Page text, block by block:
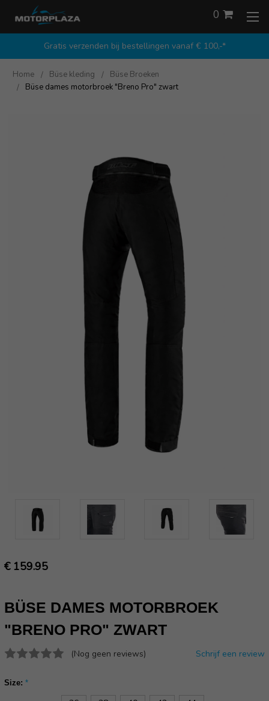
Gratis verzenden bij bestellingen vanaf € 100,-*
0
Home Büse kleding
Büse Broeken
Büse dames motorbroek "Breno Pro" zwart
€ 159.95
BÜSE DAMES MOTORBROEK
"BRENO PRO" ZWART
(Nog geen reviews) Schrijf een review
Size: *